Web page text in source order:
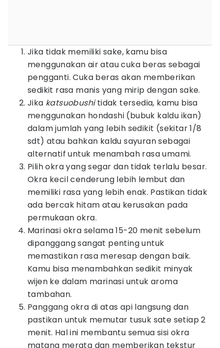
Jika tidak memiliki sake, kamu bisa
menggunakan air atau cuka beras sebagai
pengganti. Cuka beras akan memberikan
sedikit rasa manis yang mirip dengan sake.
Jika katsuobushitidak tersedia, kamu bisa
menggunakan hondashi (bubuk kaldu ikan)
dalam jumlah yang lebih sedikit (sekitar 1/8
sdt) atau bahkan kaldu sayuran sebagai
alternatif untuk menambah rasa umami.
Pilih okra yang segar dan tidak terlalu besar.
Okra kecil cenderung lebih lembut dan
memiliki rasa yang lebih enak. Pastikan tidak
ada bercak hitam atau kerusakan pada
permukaan okra.
Marinasi okra selama 15-20 menit sebelum
dipanggang sangat penting untuk
memastikan rasa meresap dengan baik.
Kamu bisa menambahkan sedikit minyak
wijen ke dalam marinasi untuk aroma
tambahan.
Panggang okra di atas api langsung dan
pastikan untuk memutar tusuk sate setiap 2
menit. Hal ini membantu semua sisi okra
matang merata dan memberikan tekstur